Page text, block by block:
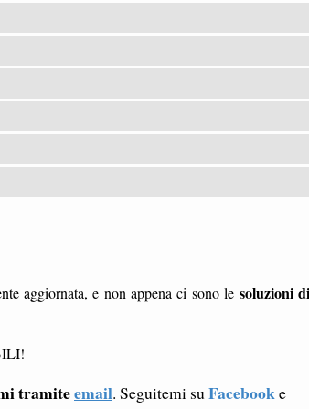
aggiornata, e non appena ci sono le soluzioni
tramiteemail. Seguitemi suFacebooke